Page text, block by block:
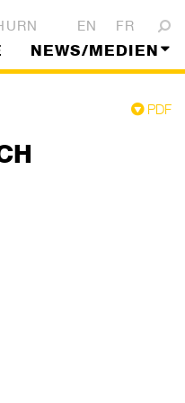
EN FR
NEWS/MEDIEN
PDF